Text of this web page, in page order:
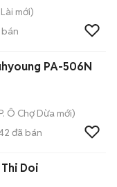
mới)
PA-506N
P. Ô Chợ Dừa mới)
đã bán
Doi